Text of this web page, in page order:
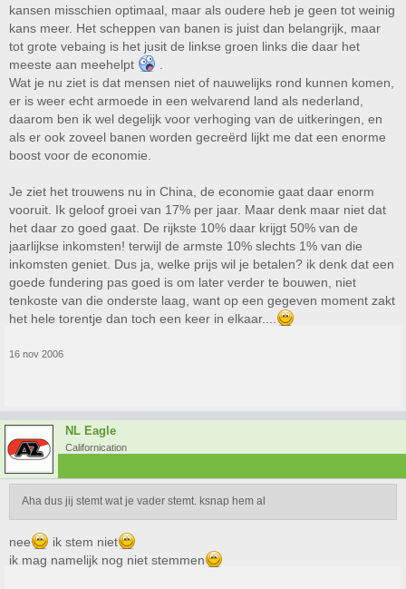
kansen misschien optimaal, maar als oudere heb je geen tot weinig
kans meer. Het scheppen van banen is juist dan belangrijk, maar
tot grote vebaing is het jusit de linkse groen links die daar het
meeste aan meehelpt
Wat je nu ziet is dat mensen niet of nauwelijks rond kunnen komen,
er is weer echt armoede in een welvarend land als nederland,
daarom ben ik wel degelijk voor verhoging van de uitkeringen, en
als er ook zoveel banen worden gecreërd lijkt me dat een enorme
boost voor de economie.
Je ziet het trouwens nu in China, de economie gaat daar enorm
vooruit. Ik geloof groei van 17% per jaar. Maar denk maar niet dat
het daar zo goed gaat. De rijkste 10% daar krijgt 50% van de
jaarlijkse inkomsten! terwijl de armste 10% slechts 1% van die
inkomsten geniet. Dus ja, welke prijs wil je betalen? ik denk dat een
goede fundering pas goed is om later verder te bouwen, niet
tenkoste van die onderste laag, want op een gegeven moment zakt
het hele torentje dan toch een keer in elkaar....
16 nov 2006
NL Eagle
Californication
Aha dus jij stemt wat je vader stemt. ksnap hem al
nee
ik stem niet
ik mag namelijk nog niet stemmen